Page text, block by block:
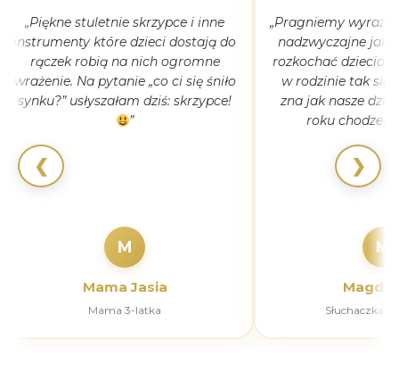
❮
„Piękne stuletnie skrzypce i inne
instrumenty które dzieci dostają do
rączek robią na nich ogromne
wrażenie. Na pytanie „co ci się śniło
synku?” usłyszałam dziś: skrzypce!
”
M
Mama Jasia
Mama 3-latka
„Pragniemy wyrazić
nadzwyczajne jak
rozkochać
w rodzinie tak się
zna jak nasze
roku
M
Słuchaczka
❯